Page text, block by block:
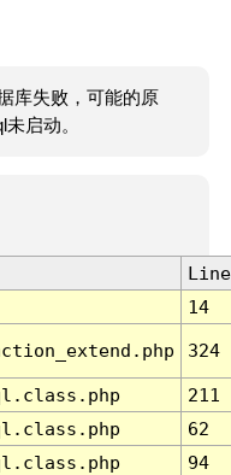
库失败，可能的原
启动。
Line
14
324
211
62
94